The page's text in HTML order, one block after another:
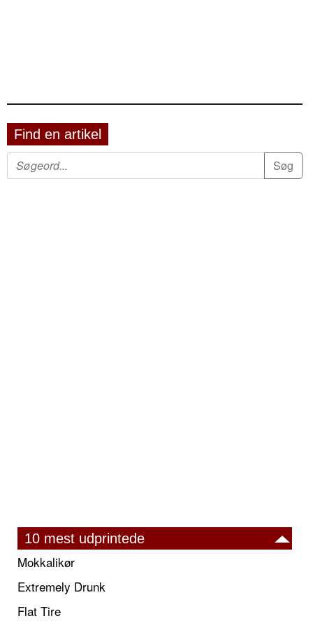
Find en artikel
10 mest udprintede
Mokkalikør
Extremely Drunk
Flat Tire